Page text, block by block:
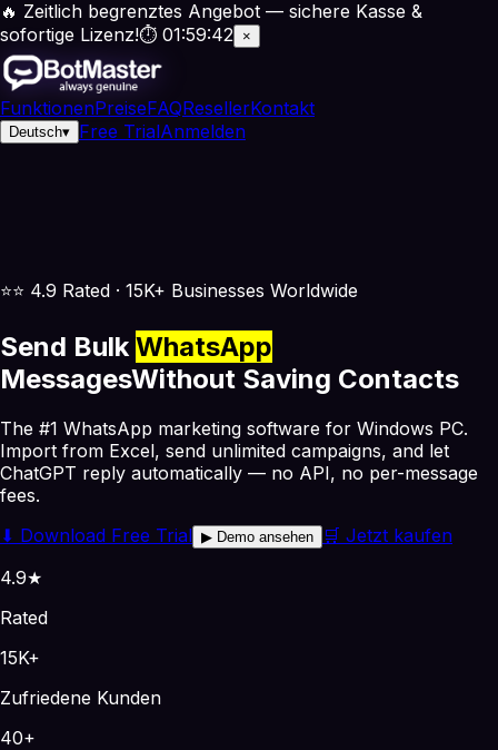
🔥 Zeitlich begrenztes Angebot — sichere Kasse &
sofortige Lizenz!⏱ 01:59:42 ×
FunktionenPreiseFAQResellerKontakt
Deutsch▾ Free TrialAnmelden
⭐⭐ 4.9 Rated · 15K+ Businesses Worldwide
Send BulkWhatsApp
MessagesWithout Saving Contacts
The #1 WhatsApp marketing software for Windows PC.
Import from Excel, send unlimited campaigns, and let
ChatGPT reply automatically — no API, no per-message
fees.
⬇ Download Free Trial ▶ Demo ansehen
🛒 Jetzt kaufen
4.9★
Rated
15K+
Zufriedene Kunden
40+